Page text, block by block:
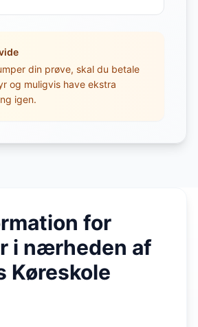
din prøve, skal du betale
og muligvis have ekstra
igen.
for
i nærheden af
Køreskole